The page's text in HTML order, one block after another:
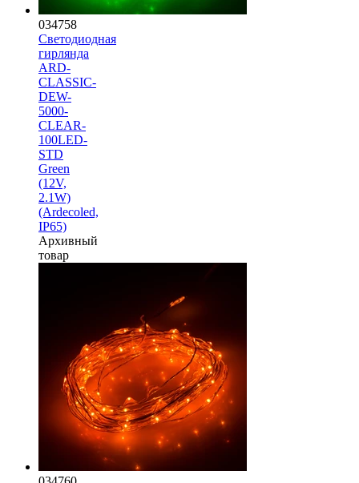
034758
Светодиодная
гирлянда
ARD-
CLASSIC-
DEW-
5000-
CLEAR-
100LED-
STD
Green
(12V,
2.1W)
(Ardecoled,
IP65)
Архивный
товар